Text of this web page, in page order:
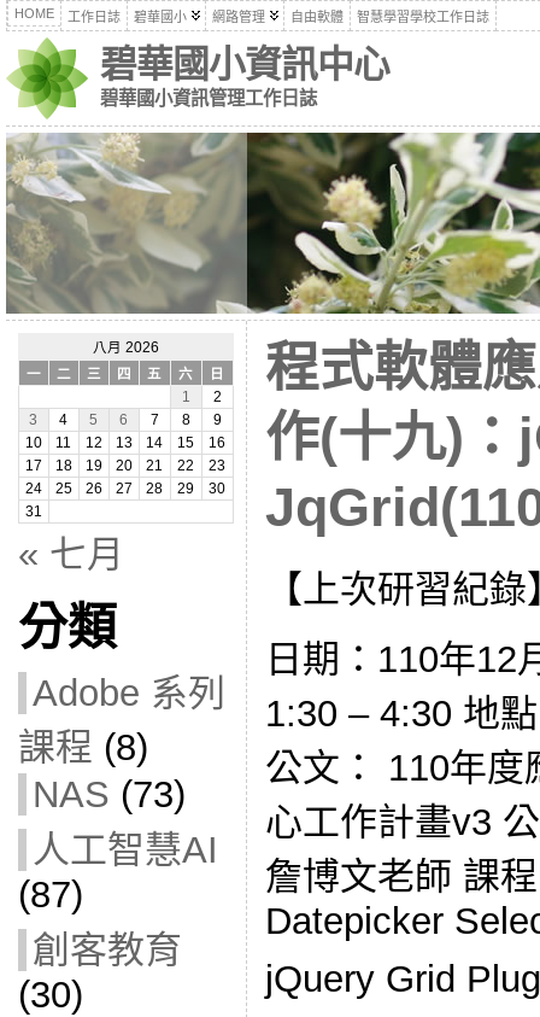
HOME 工作日誌 碧華國小 網路管理 自由軟體 智慧學習學校工作日誌
碧華國小資訊中心
碧華國小資訊管理工作日誌
八月 2026
一
二 三 四 五 六
日
1
2
3
4 5 6 7 8
9
10
11 12 13 14 15
16
17
18 19 20 21 22
23
24
25 26 27 28 29
30
31
« 七月
分類
Adobe 系列
課程 (8)
NAS (73)
人工智慧AI
(87)
創客教育
(30)
程式軟體
作(十九)
【上次研習紀錄
日期：110年12
1:30 – 4:30 地
公文： 110年度
心工作計畫v3
詹博文老師 課
Datepicker
jQuery Grid